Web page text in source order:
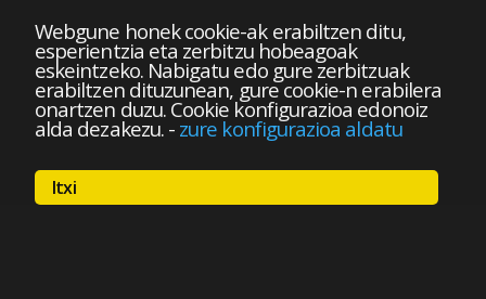
Webgune honek cookie-ak erabiltzen ditu,
esperientzia eta zerbitzu hobeagoak
eskeintzeko. Nabigatu edo gure zerbitzuak
erabiltzen dituzunean, gure cookie-n erabilera
onartzen duzu. Cookie konfigurazioa edonoiz
alda dezakezu.- zure konfigurazioa aldatu
Itxi